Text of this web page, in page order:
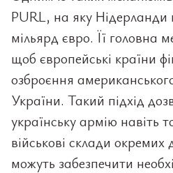
PURL, на яку Нідерланди
мільярд євро. Її головна
щоб європейські країни
озброєння
України. Такий підхід
українську армію навіть
військові склади
можуть забезпечити